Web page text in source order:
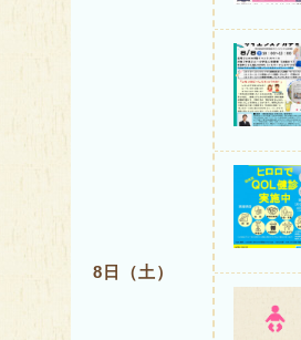
8日（土）